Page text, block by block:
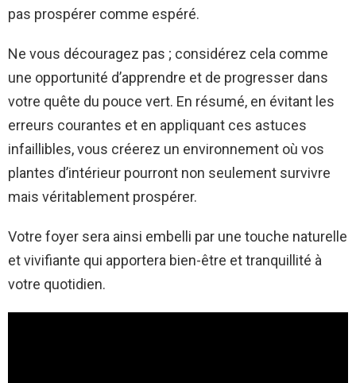
pas prospérer comme espéré.
Ne vous découragez pas ; considérez cela comme
une opportunité d’apprendre et de progresser dans
votre quête du pouce vert. En résumé, en évitant les
erreurs courantes et en appliquant ces astuces
infaillibles, vous créerez un environnement où vos
plantes d’intérieur pourront non seulement survivre
mais véritablement prospérer.
Votre foyer sera ainsi embelli par une touche naturelle
et vivifiante qui apportera bien-être et tranquillité à
votre quotidien.